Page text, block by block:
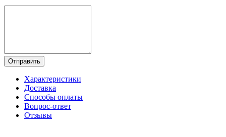
Отправить
Характеристики
Доставка
Способы оплаты
Вопрос-ответ
Отзывы